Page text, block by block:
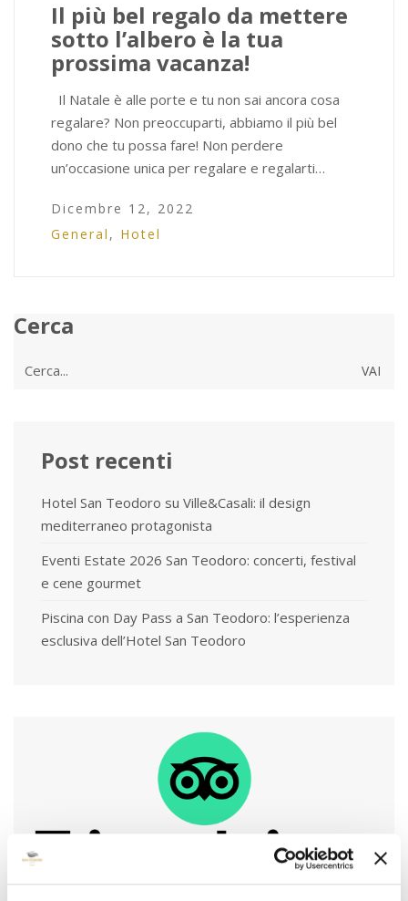
Il più bel regalo da mettere
sotto l’albero è la tua
prossima vacanza!
Il Natale è alle porte e tu non sai ancora cosa
regalare? Non preoccuparti, abbiamo il più bel
dono che tu possa fare! Non perdere
un’occasione unica per regalare e regalarti…
Dicembre 12, 2022
General , Hotel
Cerca
Post recenti
Hotel San Teodoro su Ville&Casali: il design
mediterraneo protagonista
Eventi Estate 2026 San Teodoro: concerti, festival
e cene gourmet
Piscina con Day Pass a San Teodoro: l’esperienza
esclusiva dell’Hotel San Teodoro